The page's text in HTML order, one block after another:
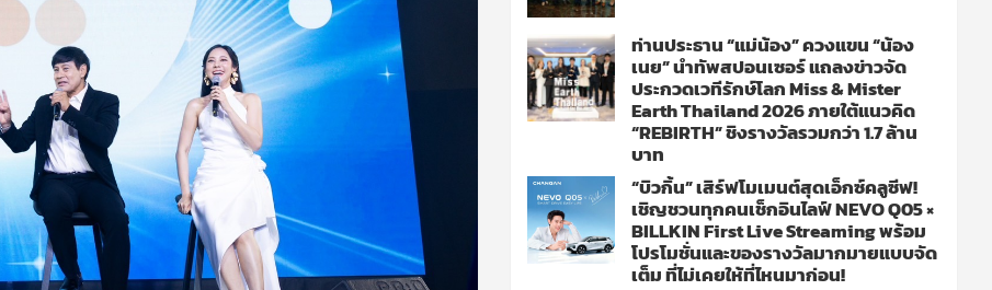
ท่านประธาน “แม่น้อง” ควงแขน “น้อง
เนย” นำทัพสปอนเซอร์ แถลงข่าวจัด
ประกวดเวทีรักษ์โลก Miss & Mister
Earth Thailand 2026 ภายใต้แนวคิด
“REBIRTH” ชิงรางวัลรวมกว่า 1.7 ล้าน
บาท
“บิวกิ้น” เสิร์ฟโมเมนต์สุดเอ็กซ์คลูซีฟ!
เชิญชวนทุกคนเช็กอินไลฟ์ NEVO Q05 ×
BILLKIN First Live Streaming พร้อม
โปรโมชั่นและของรางวัลมากมายแบบจัด
เต็ม ที่ไม่เคยให้ที่ไหนมาก่อน!